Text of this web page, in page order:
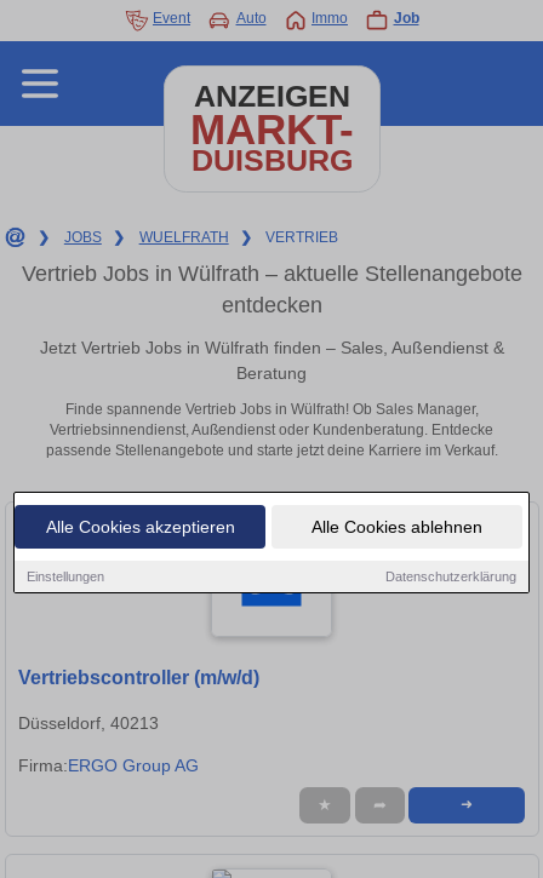
Alle Cookies akzeptieren Alle Cookies ablehnen
Einstellungen Datenschutzerklärung
Event Auto Immo Job
ANZEIGEN
MARKT-
DUISBURG
❯ JOBS ❯ WUELFRATH ❯ VERTRIEB
Vertrieb Jobs in Wülfrath – aktuelle Stellenangebote
entdecken
Jetzt Vertrieb Jobs in Wülfrath finden – Sales, Außendienst &
Beratung
Finde spannende Vertrieb Jobs in Wülfrath! Ob Sales Manager,
Vertriebsinnendienst, Außendienst oder Kundenberatung. Entdecke
passende Stellenangebote und starte jetzt deine Karriere im Verkauf.
Vertriebscontroller (m/w/d)
Düsseldorf, 40213
Firma:ERGO Group AG
★ ➦ ➜